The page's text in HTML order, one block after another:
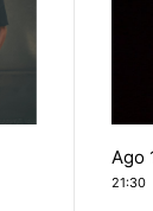
Ago
21:30